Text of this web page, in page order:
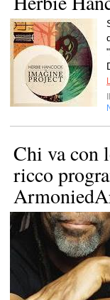
Chi va con
ricco